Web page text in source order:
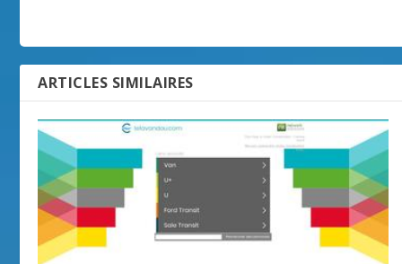
ARTICLES SIMILAIRES